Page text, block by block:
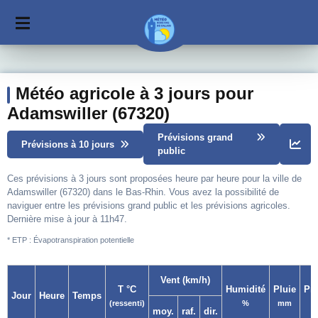
Météo agricole à 3 jours pour
Adamswiller (67320)
Prévisions à 10 jours
Prévisions grand
public
Ces prévisions à 3 jours sont proposées heure par heure pour la ville de
Adamswiller (67320) dans le Bas-Rhin. Vous avez la possibilité de
naviguer entre les prévisions grand public et les prévisions agricoles.
Dernière mise à jour à 11h47.
* ETP : Évapotranspiration potentielle
Jour Heure Temps
T °C
(ressenti)
Vent (km/h)
Humidité
%
Pluie
mm
moy. raf. dir.